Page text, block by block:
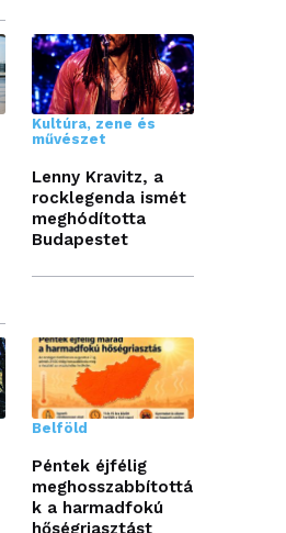
Kultúra, zene és
művészet
Lenny Kravitz, a
rocklegenda ismét
meghódította
Budapestet
Belföld
Péntek éjfélig
meghosszabbítottá
k a harmadfokú
hőségriasztást